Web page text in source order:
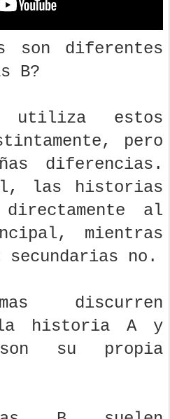
son diferentes
B?
utiliza estos
pero
diferencias.
las historias
al
mientras
secundarias no.
discurren
historia A y
son su propia